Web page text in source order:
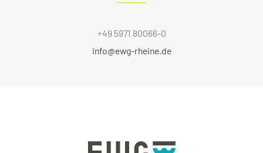
+49 5971 80066-0
info@ewg-rheine.de